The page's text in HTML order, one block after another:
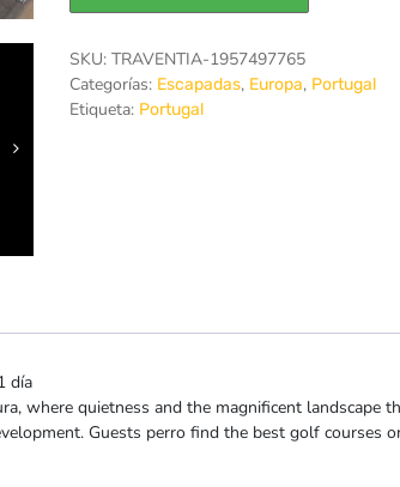
193€.155€.
SKU: TRAVENTIA-1957497765
Categorías: Escapadas, Europa, Portugal
Etiqueta: Portugal
día
where quietness and the magnificent landscape
Guests perro find the best golf courses